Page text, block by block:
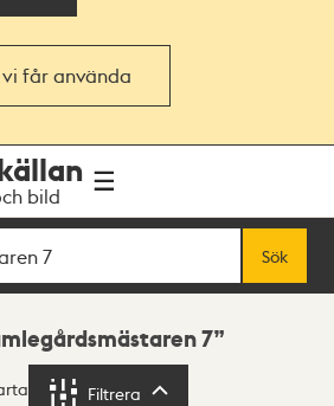
får använda
bild
Sök
7
Filtrera